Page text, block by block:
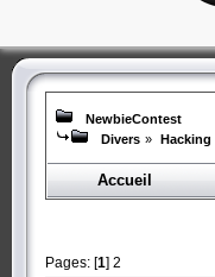
NewbieContest
Divers » Hacking
Accueil
Pages: [1] 2